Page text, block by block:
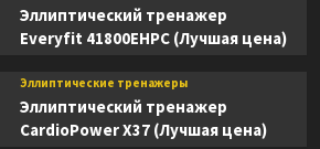
Эллиптический тренажер
Everyfit 41800EHPC (Лучшая цена)
Эллиптические тренажеры
Эллиптический тренажер
CardioPower X37 (Лучшая цена)